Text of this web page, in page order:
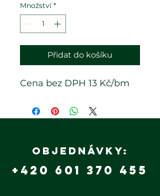
Množství *
Přidat do košíku
Cena bez DPH 13 Kč/bm
Objednávky:
+420 601 370 455